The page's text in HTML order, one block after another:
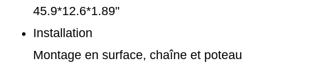
45.9*12.6*1.89"
Installation
Montage en surface, chaîne et poteau